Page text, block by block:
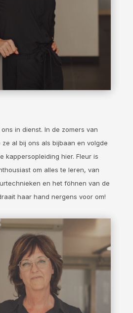
in dienst. In de zomers van
al bij ons als bijbaan en volgde
kappersopleiding hier. Fleur is
om alles te leren, van
en het föhnen van de
haar hand nergens voor om!